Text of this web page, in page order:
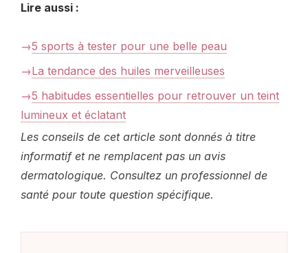
Lire aussi :
5 sports à tester pour une belle peau
La tendance des huiles merveilleuses
5 habitudes essentielles pour retrouver un teint
lumineux et éclatant
Les conseils de cet article sont donnés à titre
informatif et ne remplacent pas un avis
dermatologique. Consultez un professionnel de
santé pour toute question spécifique.